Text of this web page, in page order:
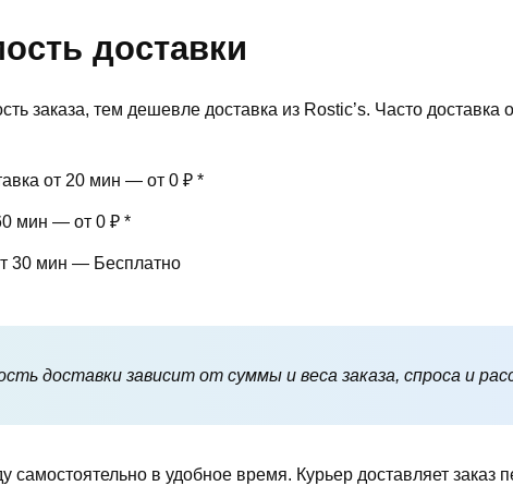
доставки
заказа, тем дешевле доставка из Rostic’s. Часто
от 20 мин — от 0 ₽ *
мин — от 0 ₽ *
30 мин — Бесплатно
доставки зависит от суммы и веса заказа, спроса и
самостоятельно в удобное время. Курьер доставляет